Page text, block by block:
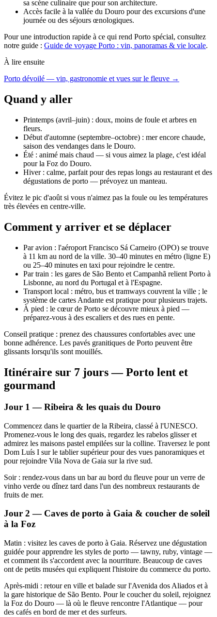
sa scène culinaire que pour son architecture.
Accès facile à la vallée du Douro pour des excursions d'une
journée ou des séjours œnologiques.
Pour une introduction rapide à ce qui rend Porto spécial, consultez
notre guide : Guide de voyage Porto : vin, panoramas & vie locale.
À lire ensuite
Porto dévoilé — vin, gastronomie et vues sur le fleuve →
Quand y aller
Printemps (avril–juin) : doux, moins de foule et arbres en
fleurs.
Début d'automne (septembre–octobre) : mer encore chaude,
saison des vendanges dans le Douro.
Été : animé mais chaud — si vous aimez la plage, c'est idéal
pour la Foz do Douro.
Hiver : calme, parfait pour des repas longs au restaurant et des
dégustations de porto — prévoyez un manteau.
Évitez le pic d'août si vous n'aimez pas la foule ou les températures
très élevées en centre-ville.
Comment y arriver et se déplacer
Par avion : l'aéroport Francisco Sá Carneiro (OPO) se trouve
à 11 km au nord de la ville. 30–40 minutes en métro (ligne E)
ou 25–40 minutes en taxi pour rejoindre le centre.
Par train : les gares de São Bento et Campanhã relient Porto à
Lisbonne, au nord du Portugal et à l'Espagne.
Transport local : métro, bus et tramways couvrent la ville ; le
système de cartes Andante est pratique pour plusieurs trajets.
À pied : le cœur de Porto se découvre mieux à pied —
préparez-vous à des escaliers et des rues en pente.
Conseil pratique : prenez des chaussures confortables avec une
bonne adhérence. Les pavés granitiques de Porto peuvent être
glissants lorsqu'ils sont mouillés.
Itinéraire sur 7 jours — Porto lent et
gourmand
Jour 1 — Ribeira & les quais du Douro
Commencez dans le quartier de la Ribeira, classé à l'UNESCO.
Promenez-vous le long des quais, regardez les rabelos glisser et
admirez les maisons pastel empilées sur la colline. Traversez le pont
Dom Luís I sur le tablier supérieur pour des vues panoramiques et
pour rejoindre Vila Nova de Gaia sur la rive sud.
Soir : rendez-vous dans un bar au bord du fleuve pour un verre de
vinho verde ou dînez tard dans l'un des nombreux restaurants de
fruits de mer.
Jour 2 — Caves de porto à Gaia & coucher de soleil
à la Foz
Matin : visitez les caves de porto à Gaia. Réservez une dégustation
guidée pour apprendre les styles de porto — tawny, ruby, vintage —
et comment ils s'accordent avec la nourriture. Beaucoup de caves
ont de petits musées qui expliquent l'histoire du commerce du porto.
Après-midi : retour en ville et balade sur l'Avenida dos Aliados et à
la gare historique de São Bento. Pour le coucher du soleil, rejoignez
la Foz do Douro — là où le fleuve rencontre l'Atlantique — pour
des cafés en bord de mer et des surfeurs.